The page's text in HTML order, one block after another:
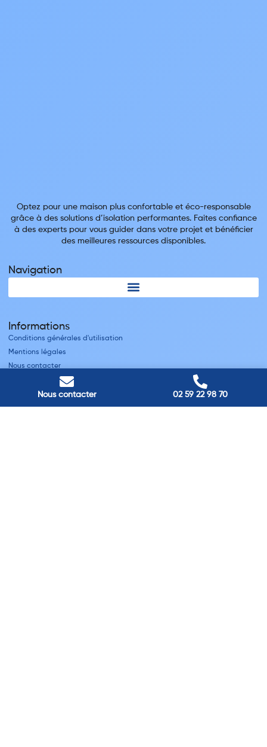
Nous contacter 02 59 22 98 70
Optez pour une maison plus confortable et éco-responsable
grâce à des solutions d’isolation performantes. Faites confiance
à des experts pour vous guider dans votre projet et bénéficier
des meilleures ressources disponibles.
Navigation
Informations
Conditions générales d'utilisation
Mentions légales
Nous contacter
Nos adresses